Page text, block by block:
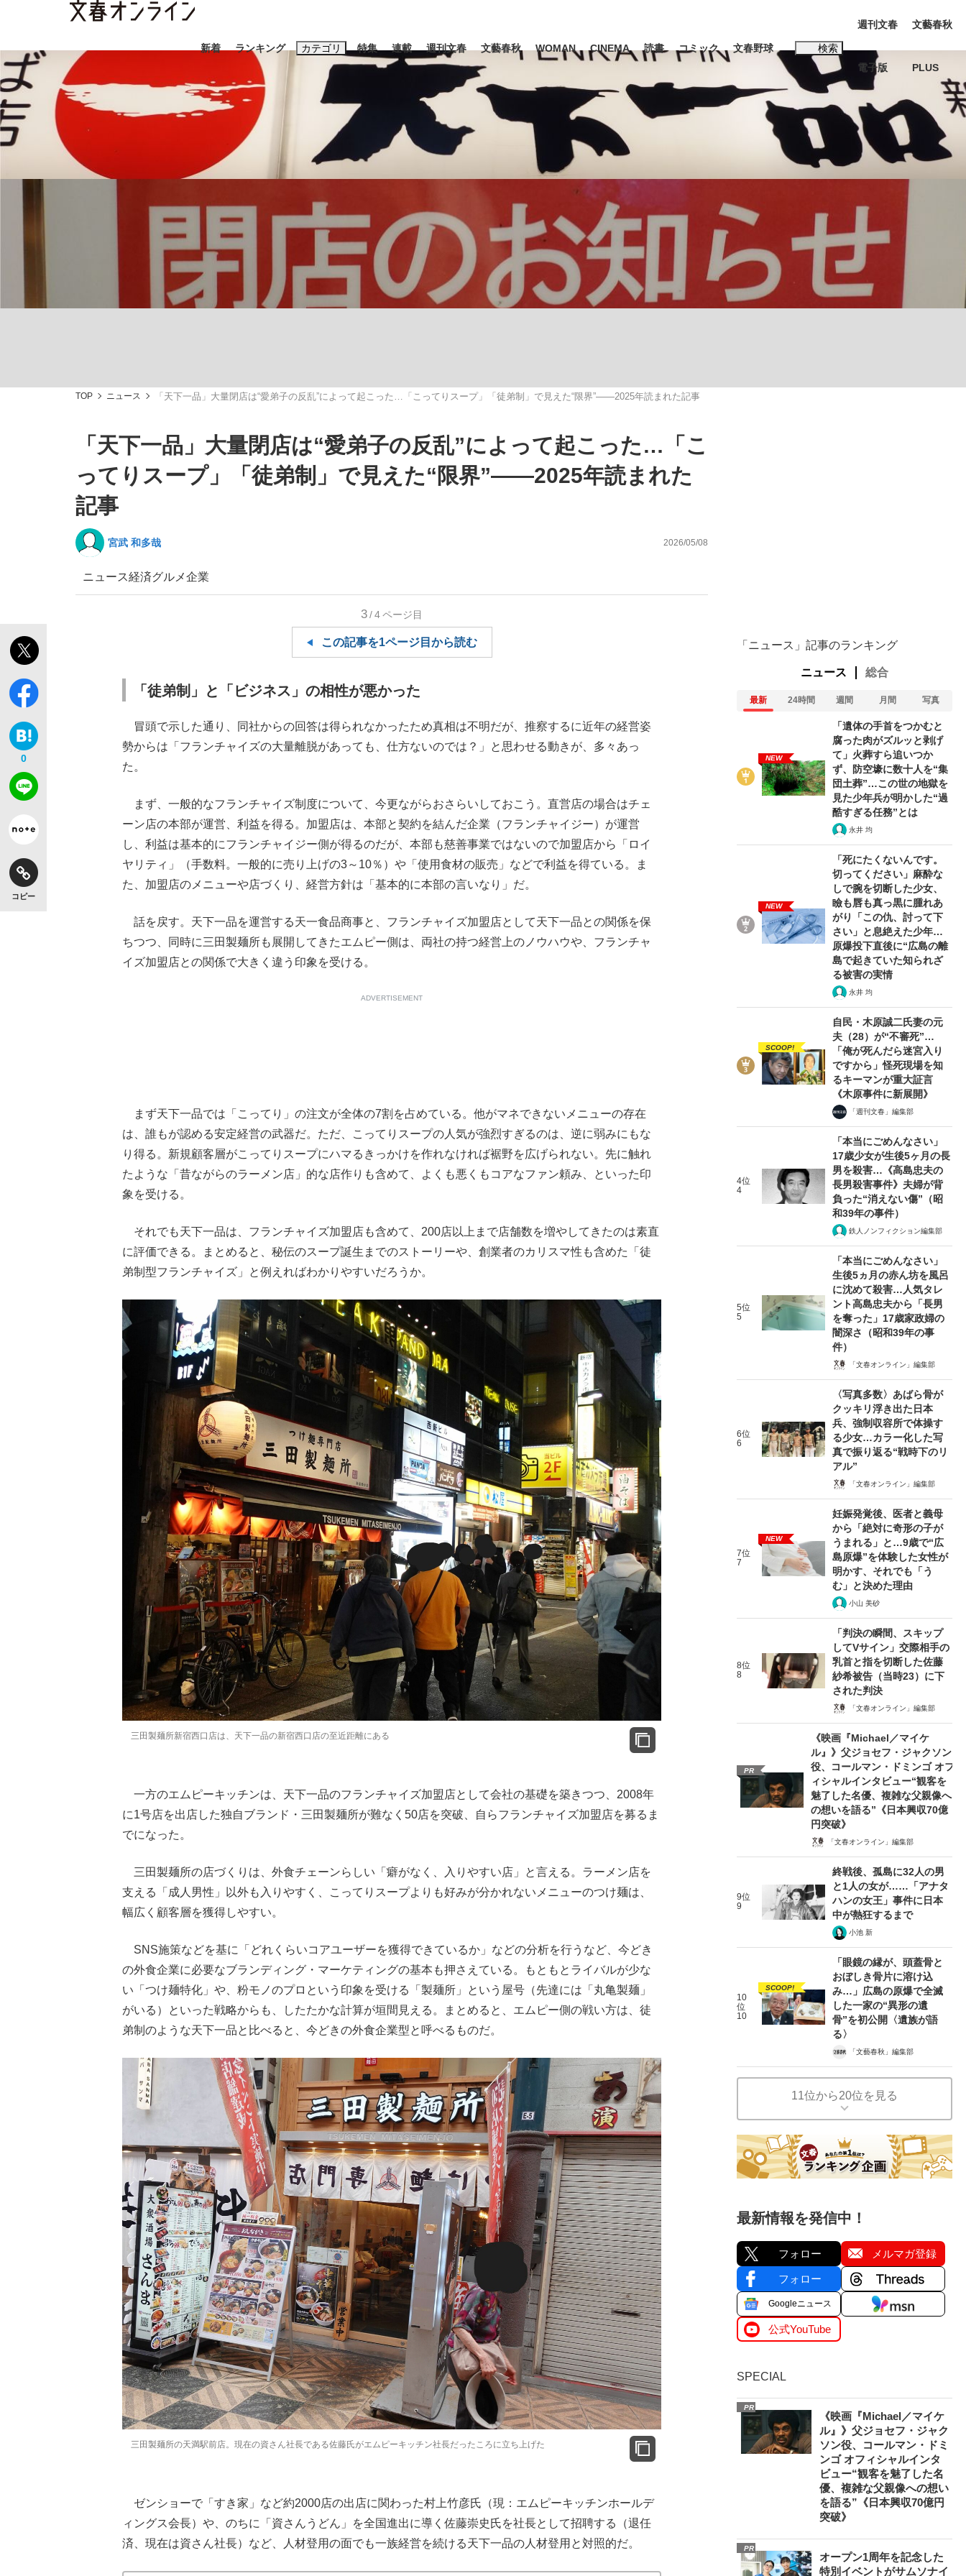
新着 ランキング カテゴリ
スクープ ニュース ライフ ビジネス インタビュー
「90%は失敗する。でも…」本田圭佑が初めて明かした日本代表監督に... 「最悪の空気のまま解散」WBC日本代表“敗戦”の真実 選手が明かす...
「敗因分析は一切聞かれなかった」侍ジャパン選手が証言した“NPB聞... 「クマが悪者扱いされているのが悲しい」『北の国から』倉本聰氏（91...
「目標達成できなかったからと言って…」サッカー日本代表・森保一監督...
特集
終戦から81年
観る将棋、読む将棋
キングの誕生を、目撃せよ。
いまさら聞けない資産運用のすべて
the Style
もっと見る
連載 週刊文春 文藝春秋 WOMAN CINEMA 読書 コミック 文春野球 検索
キーワード入力
おすすめのキーワードタグ一覧
#藤田晋 #城彰二
#亀和田武
週刊文春
電子版
文藝春秋
PLUS
TOP ニュース 「天下一品」大量閉店は“愛弟子の反乱”によって起こった…「こってりスープ」「徒弟制」で見えた“限界”――2025年読まれた記事
「天下一品」大量閉店は“愛弟子の反乱”によって起こった…「こ
ってりスープ」「徒弟制」で見えた“限界”――2025年読まれた
記事
宮武 和多哉 2026/05/08
ニュース経済グルメ企業
0
コピー
3/4ページ目
この記事を1ページ目から読む
「徒弟制」と「ビジネス」の相性が悪かった
冒頭で示した通り、同社からの回答は得られなかったため真相は不明だが、推察するに近年の経営姿
勢からは「フランチャイズの大量離脱があっても、仕方ないのでは？」と思わせる動きが、多々あっ
た。
まず、一般的なフランチャイズ制度について、今更ながらおさらいしておこう。直営店の場合はチェ
ーン店の本部が運営、利益を得る。加盟店は、本部と契約を結んだ企業（フランチャイジー）が運営
し、利益は基本的にフランチャイジー側が得るのだが、本部も慈善事業ではないので加盟店から「ロイ
ヤリティ」（手数料。一般的に売り上げの3～10％）や「使用食材の販売」などで利益を得ている。ま
た、加盟店のメニューや店づくり、経営方針は「基本的に本部の言いなり」だ。
話を戻す。天下一品を運営する天一食品商事と、フランチャイズ加盟店として天下一品との関係を保
ちつつ、同時に三田製麺所も展開してきたエムピー側は、両社の持つ経営上のノウハウや、フランチャ
イズ加盟店との関係で大きく違う印象を受ける。
ADVERTISEMENT
まず天下一品では「こってり」の注文が全体の7割を占めている。他がマネできないメニューの存在
は、誰もが認める安定経営の武器だ。ただ、こってりスープの人気が強烈すぎるのは、逆に弱みにもな
り得る。新規顧客層がこってりスープにハマるきっかけを作れなければ裾野を広げられない。先に触れ
たような「昔ながらのラーメン店」的な店作りも含めて、よくも悪くもコアなファン頼み、といった印
象を受ける。
それでも天下一品は、フランチャイズ加盟店も含めて、200店以上まで店舗数を増やしてきたのは素直
に評価できる。まとめると、秘伝のスープ誕生までのストーリーや、創業者のカリスマ性も含めた「徒
弟制型フランチャイズ」と例えればわかりやすいだろうか。
三田製麺所新宿西口店は、天下一品の新宿西口店の至近距離にある
一方のエムピーキッチンは、天下一品のフランチャイズ加盟店として会社の基礎を築きつつ、2008年
に1号店を出店した独自ブランド・三田製麺所が難なく50店を突破、自らフランチャイズ加盟店を募るま
でになった。
三田製麺所の店づくりは、外食チェーンらしい「癖がなく、入りやすい店」と言える。ラーメン店を
支える「成人男性」以外も入りやすく、こってりスープよりも好みが分かれないメニューのつけ麺は、
幅広く顧客層を獲得しやすい。
SNS施策などを基に「どれくらいコアユーザーを獲得できているか」などの分析を行うなど、今どき
の外食企業に必要なブランディング・マーケティングの基本も押さえている。もともとライバルが少な
い「つけ麺特化」や、粉モノのプロという印象を受ける「製麺所」という屋号（先達には「丸亀製麺」
がいる）といった戦略からも、したたかな計算が垣間見える。まとめると、エムピー側の戦い方は、徒
弟制のような天下一品と比べると、今どきの外食企業型と呼べるものだ。
三田製麺所の天満駅前店。現在の資さん社長である佐藤氏がエムピーキッチン社長だったころに立ち上げた
ゼンショーで「すき家」など約2000店の出店に関わった村上竹彦氏（現：エムピーキッチンホールデ
ィングス会長）や、のちに「資さんうどん」を全国進出に導く佐藤崇史氏を社長として招聘する（退任
済、現在は資さん社長）など、人材登用の面でも一族経営を続ける天下一品の人材登用と対照的だ。
「ニュース」記事のランキング
ニュース 総合
最新 24時間 週間 月間 写真
NEW
「遺体の手首をつかむと
腐った肉がズルッと剥げ
て」火葬すら追いつか
ず、防空壕に数十人を“集
団土葬”…この世の地獄を
見た少年兵が明かした“過
酷すぎる任務”とは
永井 均
NEW
「死にたくないんです。
切ってください」麻酔な
しで腕を切断した少女、
瞼も唇も真っ黒に腫れあ
がり「この仇、討って下
さい」と息絶えた少年…
原爆投下直後に“広島の離
島で起きていた知られざ
る被害の実情
永井 均
SCOOP!
自民・木原誠二氏妻の元
夫（28）が“不審死”…
「俺が死んだら迷宮入り
ですから」怪死現場を知
るキーマンが重大証言
《木原事件に新展開》
「週刊文春」編集部
4位
4
「本当にごめんなさい」
17歳少女が生後5ヶ月の長
男を殺害…《高島忠夫の
長男殺害事件》夫婦が背
負った“消えない傷”（昭
和39年の事件）
鉄人ノンフィクション編集部
5位
5
「本当にごめんなさい」
生後5ヵ月の赤ん坊を風呂
に沈めて殺害…人気タレ
ント高島忠夫から「長男
を奪った」17歳家政婦の
闇深さ（昭和39年の事
件）
「文春オンライン」編集部
6位
6
〈写真多数〉あばら骨が
クッキリ浮き出た日本
兵、強制収容所で体操す
る少女…カラー化した写
真で振り返る“戦時下のリ
アル”
「文春オンライン」編集部
7位
7
NEW
妊娠発覚後、医者と義母
から「絶対に奇形の子が
うまれる」と…9歳で“広
島原爆”を体験した女性が
明かす、それでも「う
む」と決めた理由
小山 美砂
8位
8
「判決の瞬間、スキップ
してVサイン」交際相手の
乳首と指を切断した佐藤
紗希被告（当時23）に下
された判決
「文春オンライン」編集部
PR
《映画『Michael／マイケ
ル』》父ジョセフ・ジャクソン
役、コールマン・ドミンゴ オフ
ィシャルインタビュー“観客を
魅了した名優、複雑な父親像へ
の想いを語る”《日本興収70億
円突破》
「文春オンライン」編集部
9位
9
終戦後、孤島に32人の男
と1人の女が……「アナタ
ハンの女王」事件に日本
中が熱狂するまで
小池 新
10
位
10
SCOOP!
「眼鏡の縁が、頭蓋骨と
おぼしき骨片に溶け込
み…」広島の原爆で全滅
した一家の“異形の遺
骨”を初公開〈遺族が語
る〉
「文藝春秋」編集部
11位から20位を見る
最新情報を発信中！
フォロー メルマガ登録
フォロー
Googleニュース
公式YouTube
SPECIAL
PR
《映画『Michael／マイケ
ル』》父ジョセフ・ジャク
ソン役、コールマン・ドミ
ンゴ オフィシャルインタ
ビュー“観客を魅了した名
優、複雑な父親像への想い
を語る”《日本興収70億円
突破》
PR
オープン1周年を記念した
特別イベントがサムソナイ